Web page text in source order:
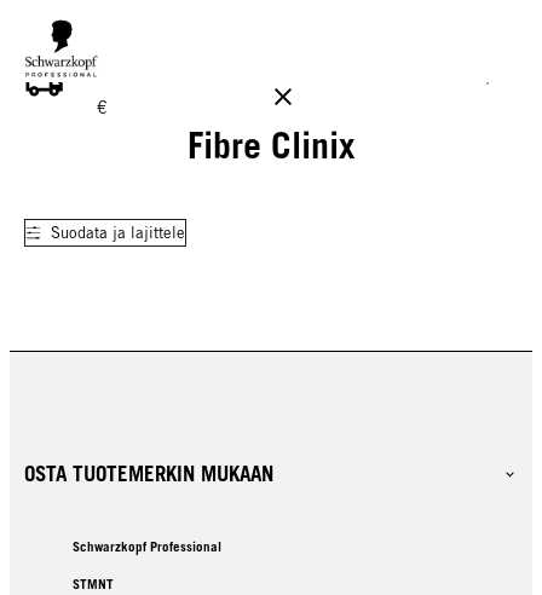
ILMAINEN TOIMITUS YLI 160 € TILAUKSIIN!
€
Fibre Clinix
Suodata ja lajittele
OSTA TUOTEMERKIN MUKAAN
Schwarzkopf Professional
STMNT